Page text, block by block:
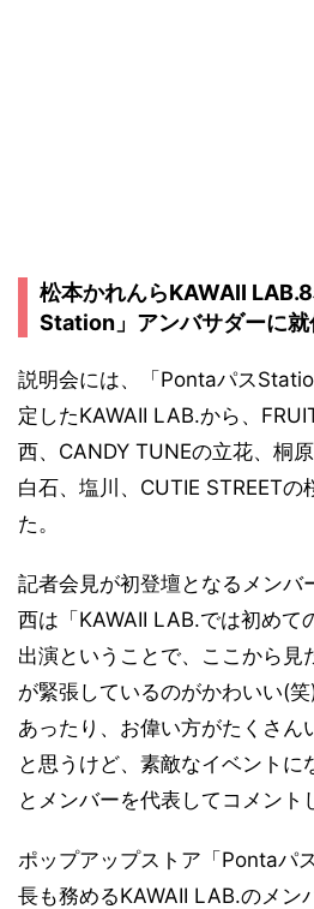
松本かれんらKAWAII
Station」アンバサダーに就
説明会には、「Pontaパス
定したKAWAII LAB.から、
西、CANDY TUNEの立花、桐
白石、塩川、CUTIE STREETの
た。
記者会見が初登壇となるメンバ
西は「KAWAII LAB.では初めて
出演ということで、ここから見
が緊張しているのがかわいい(
あったり、お偉い方がたくさん
と思うけど、素敵なイベントに
とメンバーを代表してコメント
ポップアップストア「Pontaパ
長も務めるKAWAII LAB.のメン